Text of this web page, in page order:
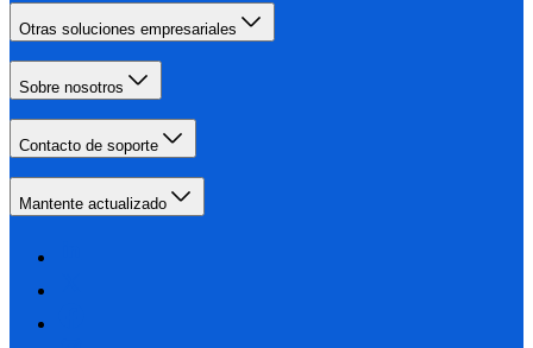
Otras soluciones empresariales
Sobre nosotros
Contacto de soporte
Mantente actualizado